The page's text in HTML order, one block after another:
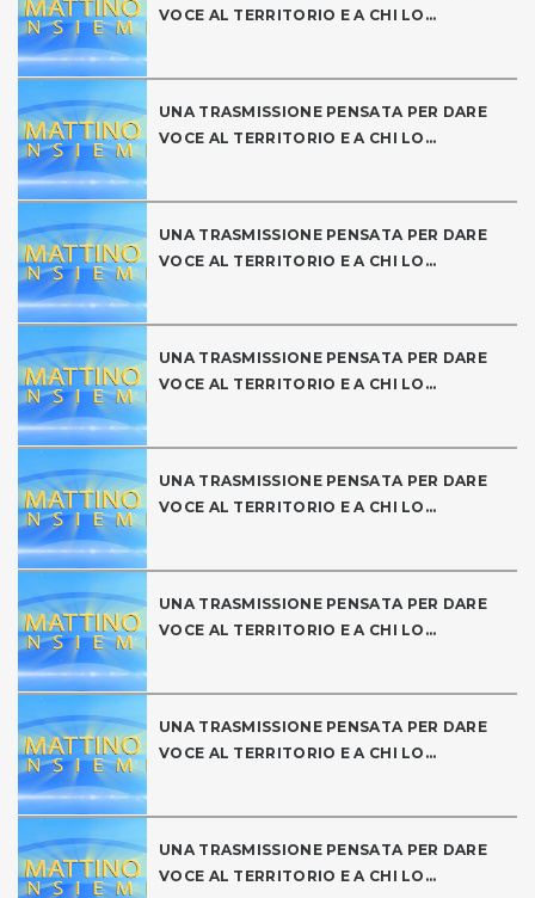
VOCE AL TERRITORIO E A CHI LO...
UNA TRASMISSIONE PENSATA PER DARE
VOCE AL TERRITORIO E A CHI LO...
UNA TRASMISSIONE PENSATA PER DARE
VOCE AL TERRITORIO E A CHI LO...
UNA TRASMISSIONE PENSATA PER DARE
VOCE AL TERRITORIO E A CHI LO...
UNA TRASMISSIONE PENSATA PER DARE
VOCE AL TERRITORIO E A CHI LO...
UNA TRASMISSIONE PENSATA PER DARE
VOCE AL TERRITORIO E A CHI LO...
UNA TRASMISSIONE PENSATA PER DARE
VOCE AL TERRITORIO E A CHI LO...
UNA TRASMISSIONE PENSATA PER DARE
VOCE AL TERRITORIO E A CHI LO...